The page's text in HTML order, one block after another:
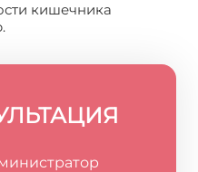
кишечника